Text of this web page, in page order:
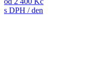
s DPH / den